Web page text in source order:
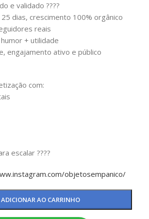
e validado ????
25 dias, crescimento 100% orgânico
reais
humor + utilidade
engajamento ativo e público
com:
escalar ????
objetosempanico/
ADICIONAR AO CARRINHO